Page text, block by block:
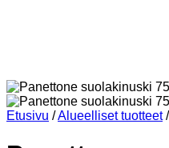
Etusivu /Alueelliset tuotteet /